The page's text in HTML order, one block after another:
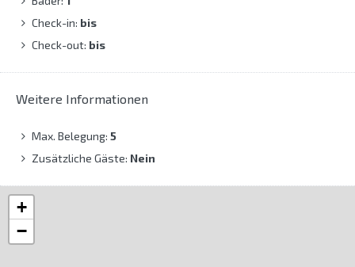
Check-in: bis
Check-out: bis
Weitere Informationen
Max. Belegung: 5
Zusätzliche Gäste: Nein
+
−